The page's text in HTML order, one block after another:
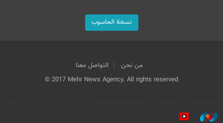
نسخة الحاسوب
من نحن
التواصل معنا
© 2017 Mehr News Agency. All rights reserved